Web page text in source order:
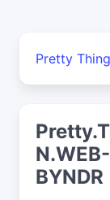
Pretty Thing
BYNDR